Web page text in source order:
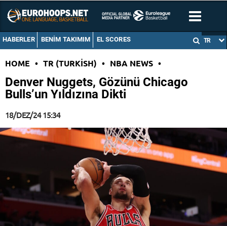
HABERLER BENIM TAKIMIM EL SCORES TR
HOME • TR (TURKISH) • NBA NEWS •
Denver Nuggets, Gözünü Chicago
Bulls’un Yıldızına Dikti
18/DEZ/24 15:34